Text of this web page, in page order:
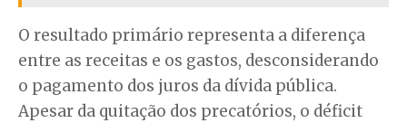
O resultado primário representa a diferença
entre as receitas e os gastos, desconsiderando
o pagamento dos juros da dívida pública.
Apesar da quitação dos precatórios, o déficit